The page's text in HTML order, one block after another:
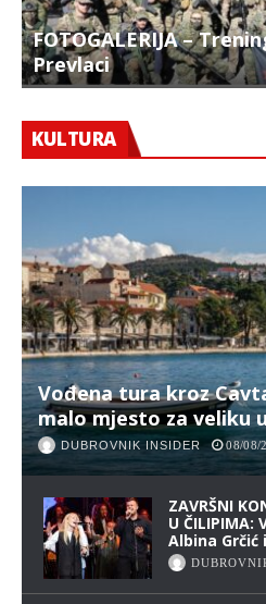
FOTOGALERIJA –
Prevlaci
KULTURA
Vođena tura kroz
malo mjesto za veliku
DUBROVNIK INSIDER 08/08/
ZAVRŠNI
U
Albina Grčić